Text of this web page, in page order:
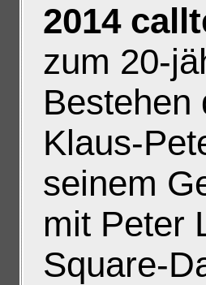
2014
zum 20-
Bestehen
Klaus-
seinem
mit Peter
Square-